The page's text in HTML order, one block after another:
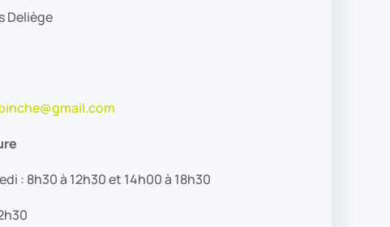
Deliège
: 8h30 à 12h30 et 14h00 à 18h30